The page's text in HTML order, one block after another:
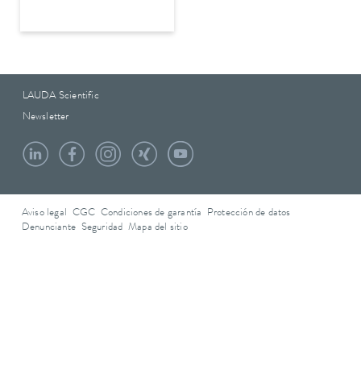
LAUDA Scientific
Newsletter
Aviso legal CGC Condiciones de garantía
Protección de datos
Denunciante Seguridad Mapa del sitio